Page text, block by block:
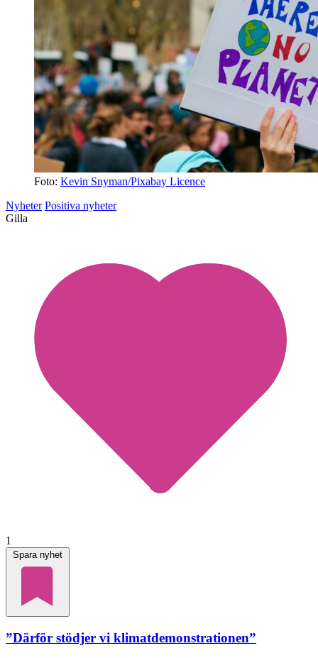
Foto: Kevin Snyman/Pixabay Licence
Nyheter Positiva nyheter
Gilla
1
Spara nyhet
”Därför stödjer vi klimatdemonstrationen”